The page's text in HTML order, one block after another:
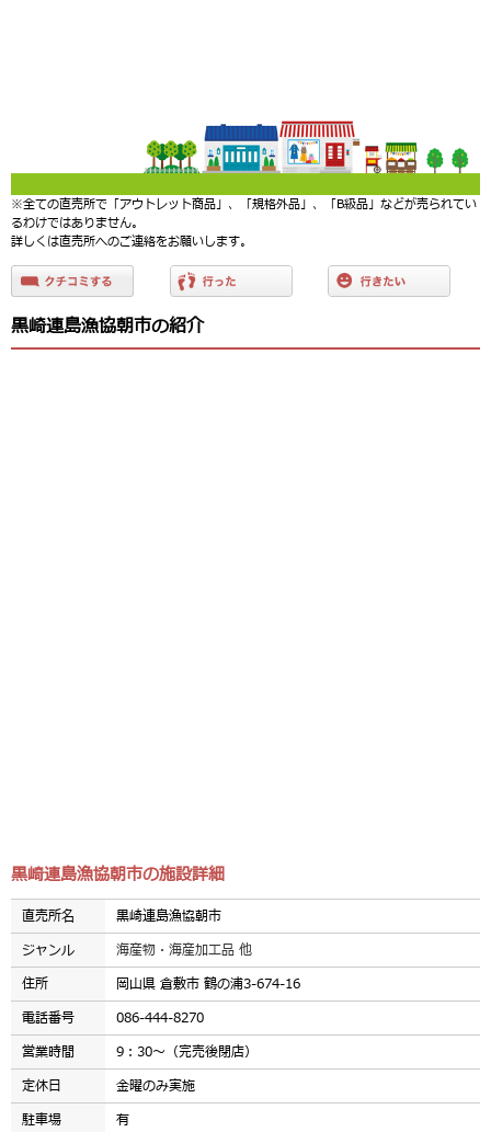
※全ての直売所で「アウトレット商品」、「規格外品」、「B級品」などが売られてい
るわけではありません。
詳しくは直売所へのご連絡をお願いします。
黒崎連島漁協朝市の紹介
黒崎連島漁協朝市の施設詳細
直売所名
黒崎連島漁協朝市
ジャンル
海産物・海産加工品 他
住所
岡山県 倉敷市 鶴の浦3-674-16
電話番号
086-444-8270
営業時間
9：30～（完売後閉店）
定休日
金曜のみ実施
駐車場
有